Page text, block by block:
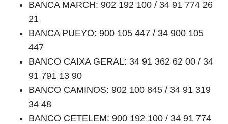
BANCA MARCH: 902 192 100 / 34 91 774 26
21
BANCA PUEYO: 900 105 447 / 34 900 105
447
BANCO CAIXA GERAL: 34 91 362 62 00 / 34
91 791 13 90
BANCO CAMINOS: 902 100 845 / 34 91 319
34 48
BANCO CETELEM: 900 192 100 / 34 91 774